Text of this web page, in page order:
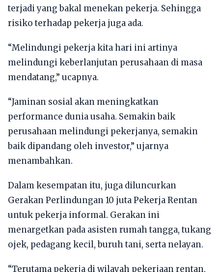
terjadi yang bakal menekan pekerja. Sehingga
risiko terhadap pekerja juga ada.
“Melindungi pekerja kita hari ini artinya
melindungi keberlanjutan perusahaan di masa
mendatang,” ucapnya.
“Jaminan sosial akan meningkatkan
performance dunia usaha. Semakin baik
perusahaan melindungi pekerjanya, semakin
baik dipandang oleh investor,” ujarnya
menambahkan.
Dalam kesempatan itu, juga diluncurkan
Gerakan Perlindungan 10 juta Pekerja Rentan
untuk pekerja informal. Gerakan ini
menargetkan pada asisten rumah tangga, tukang
ojek, pedagang kecil, buruh tani, serta nelayan.
“Terutama pekerja di wilayah pekerjaan rentan.